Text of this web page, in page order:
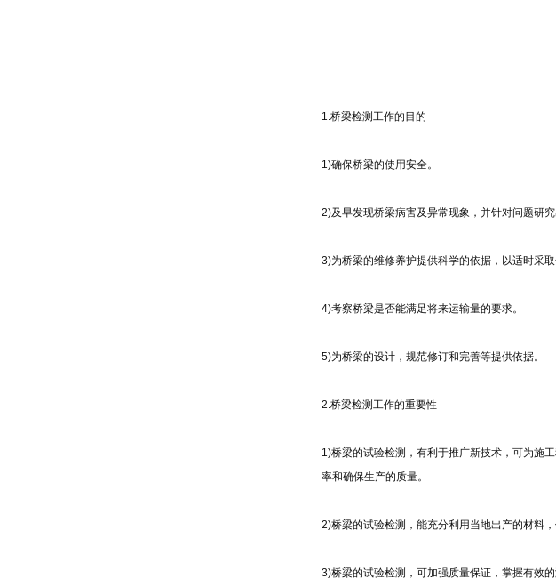
1.桥梁检测工作的目的
1)确保桥梁的使用安全。
2)及早发现桥梁病害及异常现象，并针对问题研究
3)为桥梁的维修养护提供科学的依据，以适时采
4)考察桥梁是否能满足将来运输量的要求。
5)为桥梁的设计，规范修订和完善等提供依据。
2.桥梁检测工作的重要性
1)桥梁的试验检测，有利于推广新技术，可为施
率和确保生产的质量。
2)桥梁的试验检测，能充分利用当地出产的材料，
3)桥梁的试验检测，可加强质量保证，掌握有效